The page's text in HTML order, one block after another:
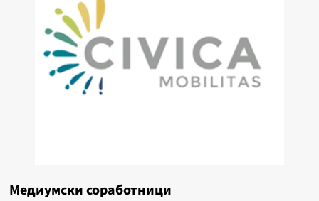
Медиумски соработници